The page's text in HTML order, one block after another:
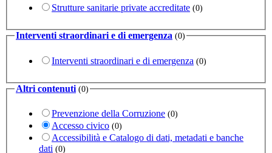
Strutture sanitarie private accreditate (0)
Interventi straordinari e di emergenza (0)
Interventi straordinari e di emergenza (0)
Altri contenuti (0)
Prevenzione della Corruzione (0)
Accesso civico (0)
Accessibilità e Catalogo di dati, metadati e banche
dati (0)